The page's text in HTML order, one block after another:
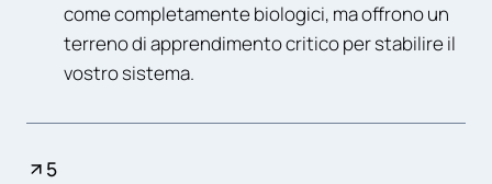
come completamente biologici, ma offrono un
terreno di apprendimento critico per stabilire il
vostro sistema.
5